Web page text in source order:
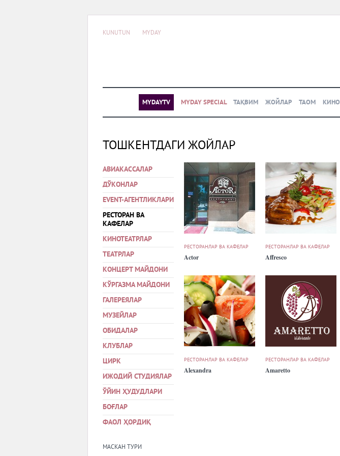
KUNUTUN MYDAY
MYDAYTV MYDAY SPECIAL ТАҚВИМ ЖОЙЛАР ТАОМ КИНО
ТОШКЕНТДАГИ ЖОЙЛАР
АВИАКАССАЛАР
ДЎКОНЛАР
EVENT-АГЕНТЛИКЛАРИ
РЕСТОРАН ВА
КАФЕЛАР
КИНОТЕАТРЛАР
ТЕАТРЛАР
КОНЦЕРТ МАЙДОНИ
КЎРГАЗМА МАЙДОНИ
ГАЛЕРЕЯЛАР
МУЗЕЙЛАР
ОБИДАЛАР
КЛУБЛАР
ЦИРК
ИЖОДИЙ СТУДИЯЛАР
ЎЙИН ҲУДУДЛАРИ
БОҒЛАР
ФАОЛ ҲОРДИҚ
МАСКАН ТУРИ
РЕСТОРАНЛАР ВА КАФЕЛАР
Actor
РЕСТОРАНЛАР ВА КАФЕЛАР
Affresco
РЕСТОРАНЛАР ВА КАФЕЛАР
Alexandra
РЕСТОРАНЛАР ВА КАФЕЛАР
Amaretto